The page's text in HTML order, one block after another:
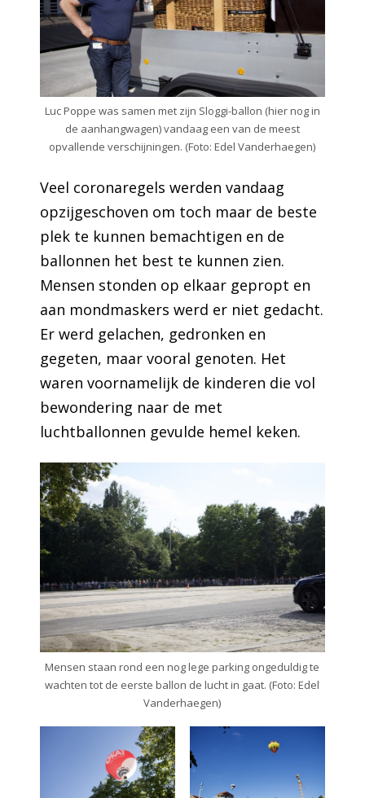
Luc Poppe was samen met zijn Sloggi-ballon (hier nog in
de aanhangwagen) vandaag een van de meest
opvallende verschijningen. (Foto: Edel Vanderhaegen)
Veel coronaregels werden vandaag
opzijgeschoven om toch maar de beste
plek te kunnen bemachtigen en de
ballonnen het best te kunnen zien.
Mensen stonden op elkaar gepropt en
aan mondmaskers werd er niet gedacht.
Er werd gelachen, gedronken en
gegeten, maar vooral genoten. Het
waren voornamelijk de kinderen die vol
bewondering naar de met
luchtballonnen gevulde hemel keken.
Mensen staan rond een nog lege parking ongeduldig te
wachten tot de eerste ballon de lucht in gaat. (Foto: Edel
Vanderhaegen)